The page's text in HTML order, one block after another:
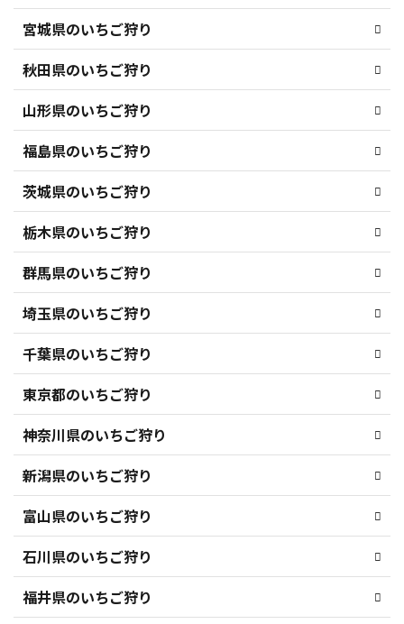
宮城県のいちご狩り
秋田県のいちご狩り
山形県のいちご狩り
福島県のいちご狩り
茨城県のいちご狩り
栃木県のいちご狩り
群馬県のいちご狩り
埼玉県のいちご狩り
千葉県のいちご狩り
東京都のいちご狩り
神奈川県のいちご狩り
新潟県のいちご狩り
富山県のいちご狩り
石川県のいちご狩り
福井県のいちご狩り